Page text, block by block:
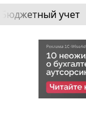
Бюджетный учет